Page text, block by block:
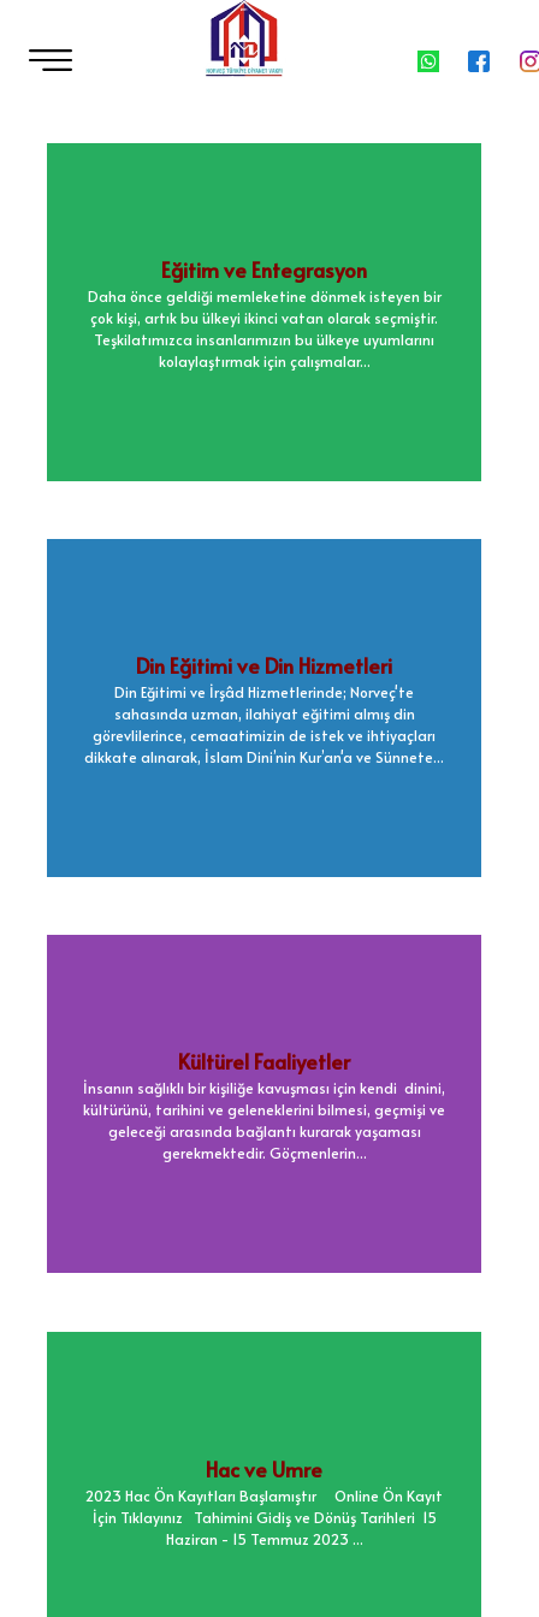
Eğitim ve Entegrasyon
Daha önce geldiği memleketine dönmek isteyen bir
çok kişi, artık bu ülkeyi ikinci vatan olarak seçmiştir.
Teşkilatımızca insanlarımızın bu ülkeye uyumlarını
kolaylaştırmak için çalışmalar...
Din Eğitimi ve Din Hizmetleri
Din Eğitimi ve İrşâd Hizmetlerinde; Norveç'te
sahasında uzman, ilahiyat eğitimi almış din
görevlilerince, cemaatimizin de istek ve ihtiyaçları
dikkate alınarak, İslam Dini’nin Kur’an'a ve Sünnete...
Kültürel Faaliyetler
İnsanın sağlıklı bir kişiliğe kavuşması için kendi dinini,
kültürünü, tarihini ve geleneklerini bilmesi, geçmişi ve
geleceği arasında bağlantı kurarak yaşaması
gerekmektedir. Göçmenlerin...
Hac ve Umre
2023 Hac Ön Kayıtları Başlamıştır Online Ön Kayıt
İçin Tıklayınız Tahimini Gidiş ve Dönüş Tarihleri 15
Haziran - 15 Temmuz 2023 ...